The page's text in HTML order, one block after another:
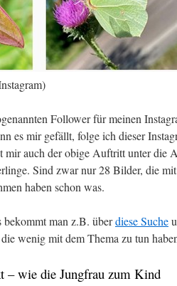
Follower für meinen
es mir gefällt, folge ich dieser
mir auch der obige Auftritt unter die
Sind zwar nur 28 Bilder, die
haben schon was.
bekommt man z.B. überdiese Suche
wenig mit dem Thema zu tun
– wie die Jungfrau zum Kind